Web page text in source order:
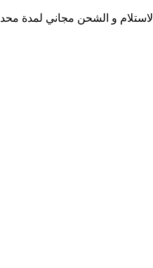
الاستلام و الشحن مجاني لمدة